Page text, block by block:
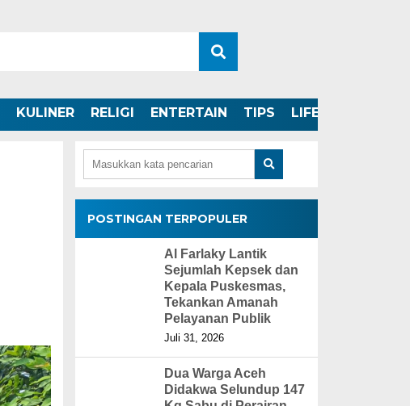
KULINER RELIGI ENTERTAIN TIPS LIFESTYLE
POSTINGAN TERPOPULER
Al Farlaky Lantik
Sejumlah Kepsek dan
Kepala Puskesmas,
Tekankan Amanah
Pelayanan Publik
Juli 31, 2026
Dua Warga Aceh
Didakwa Selundup 147